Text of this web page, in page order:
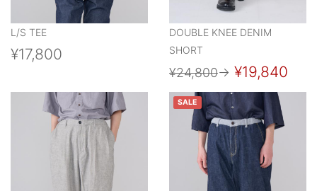
L/S TEE
¥17,800
DOUBLE KNEE DENIM
SHORT
¥24,800→ ¥19,840
SALE